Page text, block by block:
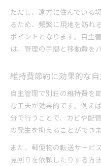
ただし、遠方に住んでいる
るため、頻繁に現地を訪れ
ポイントとなります。自主
は、管理の手間と移動費を
維持費節約に効果的な
自主管理で別荘の維持費を
な工夫が効果的です。例え
分で行うことで、カビや配
の発生を抑えることができま
また、郵便物の転送サービ
見回りを依頼したりする方